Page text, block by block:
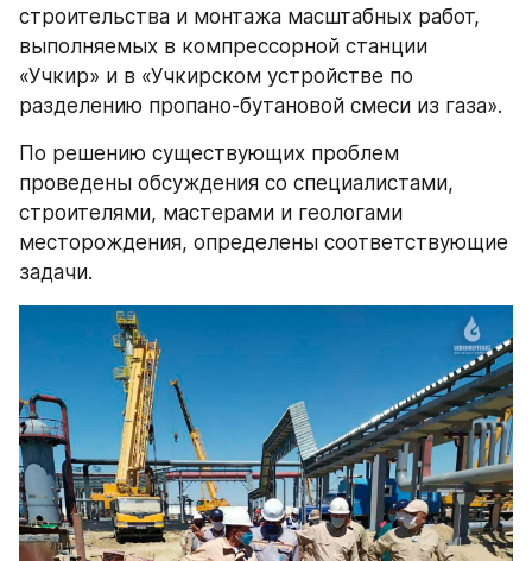
строительства и монтажа масштабных работ,
выполняемых в компрессорной станции
«Учкир» и в «Учкирском устройстве по
разделению пропано-бутановой смеси из газа».
По решению существующих проблем
проведены обсуждения со специалистами,
строителями, мастерами и геологами
месторождения, определены соответствующие
задачи.